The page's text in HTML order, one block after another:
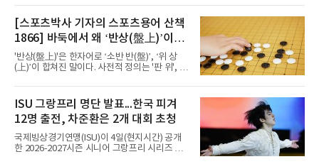
로써 80개월 연속 1위 기록을 이어갔다.특이한
점은 점수 변동이 없었다는 것이다. 지난달 인공
지능 카타고와의 대결로 화제를 모았으나 공식
대국 출전 기회가 없어 이전 달과 같은 점수를 유
지한 채 여유 있게 정상을 지켰다.3, 4위는 신민
준·변상일 9단이 순위 변동 없이 자리를 보전했
다. 지난 7월 농심신라면배 국내선발전을 통해
위, 이지현·김지석 9단은 각각 7, 8위를 유지했
다. 김명훈 9단이 세 계단
[스포츠박사 기자의 스포츠용어 산책
1866] 바둑에서 왜 ‘반상(盤上)’이라
말할까
'반상(盤上)'은 한자어로 ‘소반 반(盤)’, ‘위 상
(上)’이 합쳐진 말이다. 사전적 정의는 '판 위', '바
상(盤上)이 단순히 '판 위에서'라는 일반적인 의
미로도 쓰였지만, 바둑 문화가 발달하면서 '바둑
판 위', 더 나아가 '바둑의 세계', '대국이 벌어지
는 공간'을 가리키는 전문 용어로 정착했다. 우리
나라에서도 같은 의미로 받아들여져 ‘반상의 승
부’, ‘반상의 고수’, ‘반상에 앉다’, ‘반상의 철학’
등의 표현을 쓴다.반상(盤上)은 오늘날 바둑을
ISU 그랑프리 명단 발표...한국 피겨
12명 출전, 차준환은 2개 대회 초청
국제빙상경기연맹(ISU)이 4일(현지시간) 공개
한 2026-2027시즌 시니어 그랑프리 시리즈 명